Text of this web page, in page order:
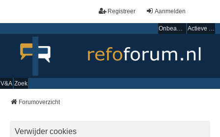
Aanmelden
Registreer
Onbeantwoorde onderwerpen Actieve onderwerpen
V&A Zoek
Forumoverzicht
Verwijder cookies